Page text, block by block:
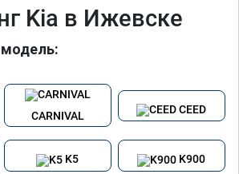
Kia в Ижевске
CARNIVAL
CEED
K5 K900